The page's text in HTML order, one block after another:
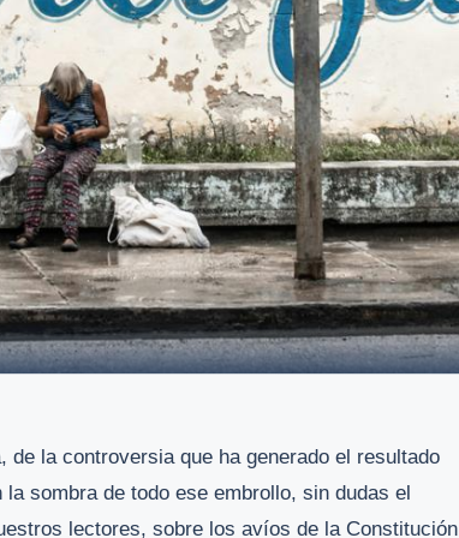
la controversia que ha generado el resultado
sombra de todo ese embrollo, sin dudas el
lectores, sobre los avíos de la Constitución